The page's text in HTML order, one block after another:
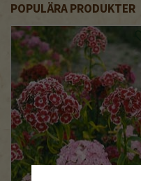
POPULÄRA PRODUKTER